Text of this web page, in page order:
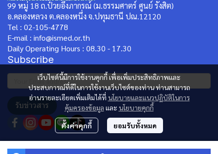
เว็บไซต์นี้มีการใช้งานคุกกี้ เพื่อเพิ่มประสิทธิภาพและ
ประสบการณ์ที่ดีในการใช้งานเว็บไซต์ของท่าน ท่านสามารถ
อ่านรายละเอียดเพิ่มเติมได้ที่ นโยบายและแนวปฏิบัติในการ
คุ้มครองข้อมูล และ นโยบายคุกกี้
ตั้งค่าคุกกี้ ยอมรับทั้งหมด
99 หมู่ 18 ถ.ป๋วยอึ๊งภากรณ์ (ม.ธรรมศาตร์ ศูนย์ รังสิต)
อ.คลองหลวง ต.คลองหนึ่ง จ.ปทุมธานี ปณ.12120
Tel : 02-105-4778
E-mail : info@ismed.or.th
Daily Operating Hours : 08.30 - 17.30
Subscribe
รับข่าวสาร